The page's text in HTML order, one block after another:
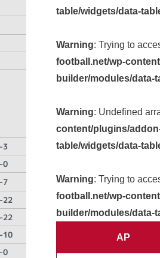
3
0
7
22
22
10
0
table/widgets/data-
Warning: Trying to
football.net/wp-
builder/modules/data-
Warning: Undefined
content/plugins/
table/widgets/data-
Warning: Trying to
football.net/wp-
builder/modules/data-
AP